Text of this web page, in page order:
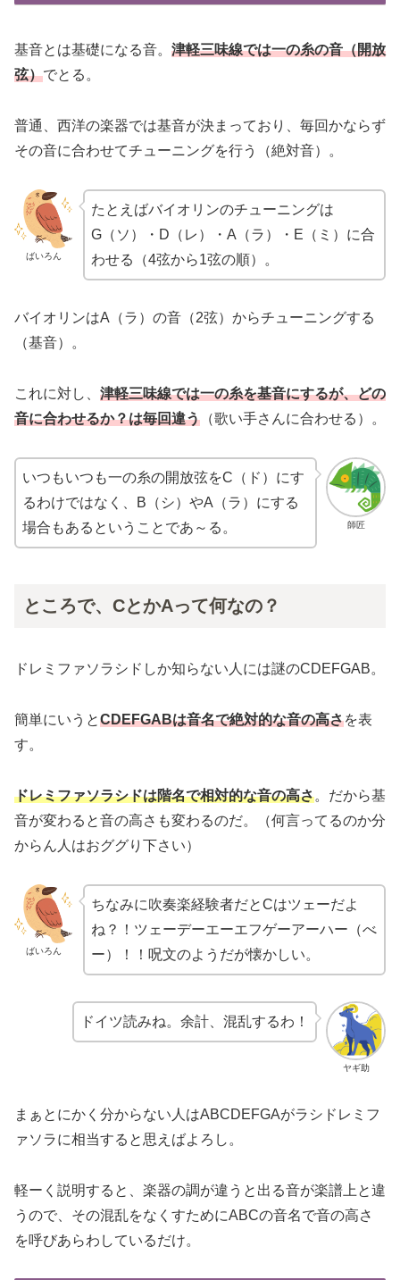
基音とは基礎になる音。 津軽三味線では一の糸の音（開放
弦）でとる。
普通、西洋の楽器では基音が決まっており、毎回かならず
その音に合わせてチューニングを行う（絶対音）。
ばいろん
たとえばバイオリンのチューニングは
G（ソ）・D（レ）・A（ラ）・E（ミ）に合
わせる（4弦から1弦の順）。
バイオリンはA（ラ）の音（2弦）からチューニングする
（基音）。
これに対し、 津軽三味線では一の糸を基音にするが、どの
音に合わせるか？は毎回違う （歌い手さんに合わせる）。
師匠
いつもいつも一の糸の開放弦をC（ド）にす
るわけではなく、B（シ）やA（ラ）にする
場合もあるということであ～る。
ところで、CとかAって何なの？
ドレミファソラシドしか知らない人には謎のCDEFGAB。
簡単にいうとCDEFGABは音名で絶対的な音の高さを表
す。
ドレミファソラシドは階名で相対的な音の高さ。だから基
音が変わると音の高さも変わるのだ。（何言ってるのか分
からん人はおググり下さい）
ばいろん
ちなみに吹奏楽経験者だとCはツェーだよ
ね？！ツェーデーエーエフゲーアーハー（べ
ー）！！呪文のようだが懐かしい。
ヤギ助
ドイツ読みね。余計、混乱するわ！
まぁとにかく分からない人はABCDEFGAがラシドレミフ
ァソラに相当すると思えばよろし。
軽ーく説明すると、楽器の調が違うと出る音が楽譜上と違
うので、その混乱をなくすためにABCの音名で音の高さ
を呼びあらわしているだけ。